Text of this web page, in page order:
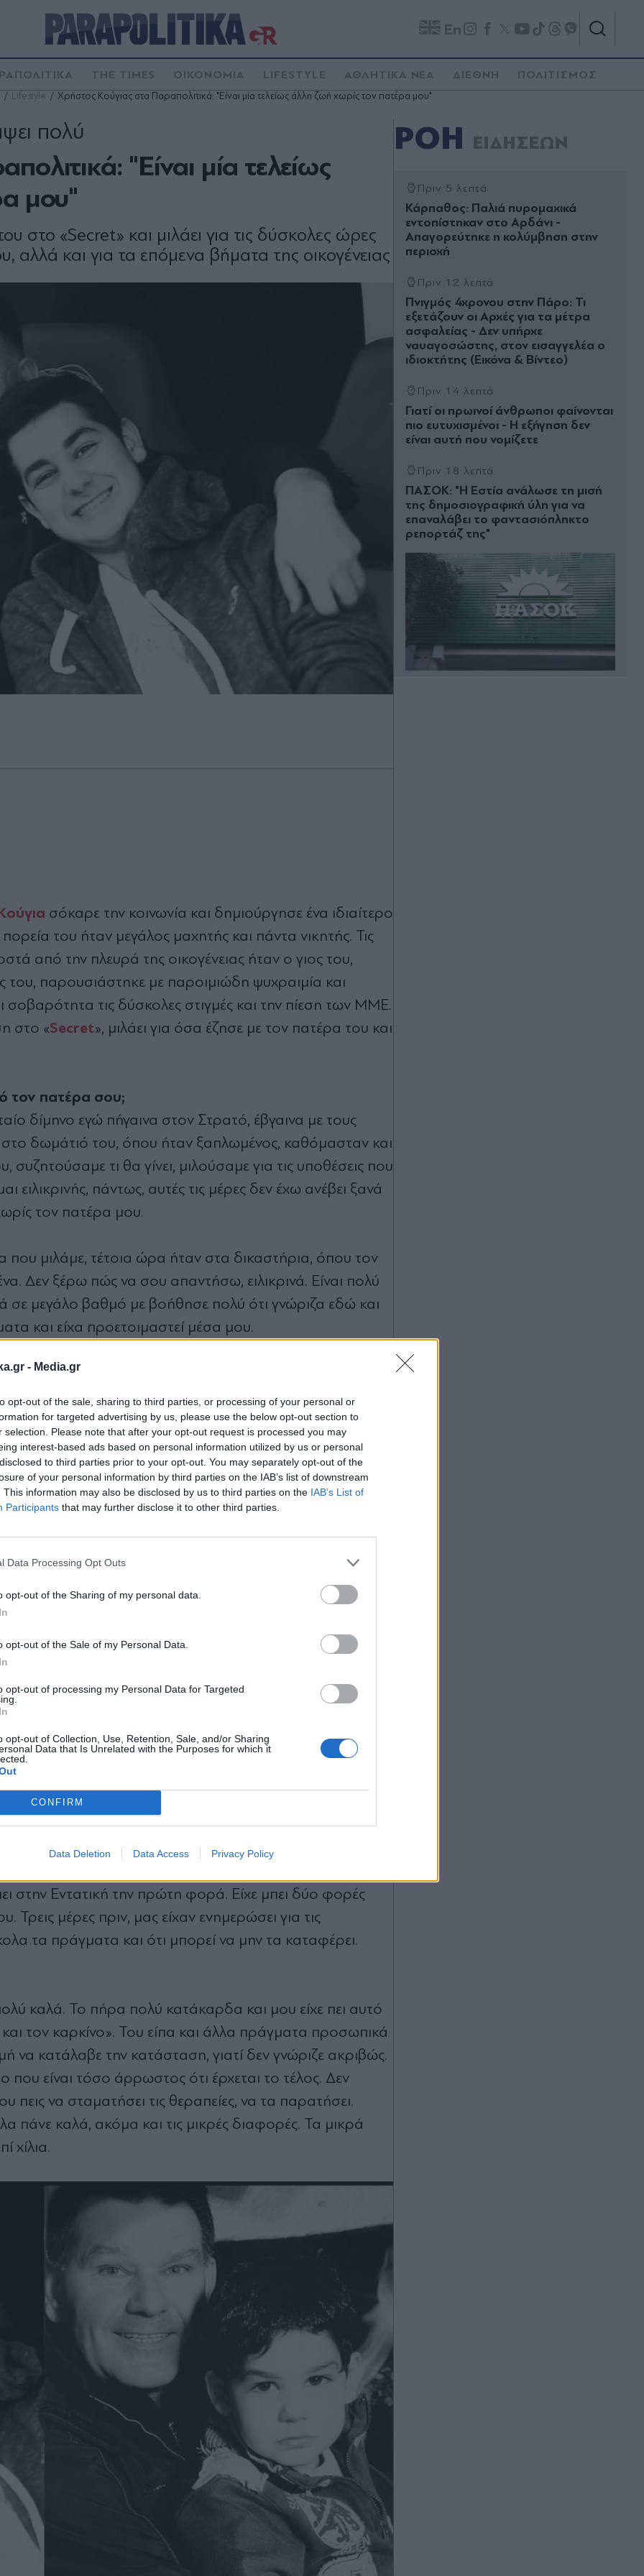
- Media.gr
opt-out of the sale, sharing to third parties, or processing of your personal or
for targeted advertising by us, please use the below opt-out section to
selection. Please note that after your opt-out request is processed you may
interest-based ads based on personal information utilized by us or personal
to third parties prior to your opt-out. You may separately opt-out of the
of your personal information by third parties on the IAB’s list of downstream
This information may also be disclosed by us to third parties on the IAB’s List of
Participants that may further disclose it to other third parties.
Data Processing Opt Outs
opt-out of the Sharing of my personal data.
opt-out of the Sale of my Personal Data.
opt-out of processing my Personal Data for Targeted
opt-out of Collection, Use, Retention, Sale, and/or Sharing
Data that Is Unrelated with the Purposes for which it
CONFIRM
Data Deletion Data Access Privacy Policy
En
THE TIMES ΟΙΚΟΝΟΜΙΑ LIFESTYLE ΑΘΛΗΤΙΚΑ ΝΕΑ ΔΙΕΘΝΗ ΠΟΛΙΤΙΣΜΟΣ
Lifestyle Χρήστος Κούγιας στα Παραπολιτικά: "Είναι μία τελείως άλλη ζωή χωρίς τον πατέρα μου"
"Είναι μία τελείως
μου"
πολύ
στο «Secret» και μιλάει για τις δύσκολες ώρες
αλλά και για τα επόμενα βήματα της οικογένειας
σόκαρε την κοινωνία και δηµιούργησε ένα ιδιαίτερο
του ήταν µεγάλος µαχητής και πάντα νικητής. Τις
από την πλευρά της οικογένειας ήταν ο γιος του,
του, παρουσιάστηκε µε παροιµιώδη ψυχραιµία και
σοβαρότητα τις δύσκολες στιγµές και την πίεση των ΜΜΕ.
στο «Secret», µιλάει για όσα έζησε µε τον πατέρα του και
τον πατέρα σου;
δίµηνο εγώ πήγαινα στον Στρατό, έβγαινα µε τους
στο δωµάτιό του, όπου ήταν ξαπλωµένος, καθόµασταν και
τι θα γίνει, µιλούσαµε για τις υποθέσεις που
ειλικρινής, πάντως, αυτές τις µέρες δεν έχω ανέβει ξανά
τον πατέρα µου.
µιλάµε, τέτοια ώρα ήταν στα δικαστήρια, όπου τον
∆εν ξέρω πώς να σου απαντήσω, ειλικρινά. Είναι πολύ
σε µεγάλο βαθµό µε βοήθησε πολύ ότι γνώριζα εδώ και
και είχα προετοιµαστεί µέσα µου.
στην Εντατική την πρώτη φορά. Είχε µπει δύο φορές
µέρες πριν, µας είχαν ενηµερώσει για τις
τα πράγµατα και ότι µπορεί να µην τα καταφέρει.
καλά. Το πήρα πολύ κατάκαρδα και µου είχε πει αυτό
τον καρκίνο». Του είπα και άλλα πράγµατα προσωπικά
να κατάλαβε την κατάσταση, γιατί δεν γνώριζε ακριβώς.
είναι τόσο άρρωστος ότι έρχεται το τέλος. ∆εν
πεις να σταµατήσει τις θεραπείες, να τα παρατήσει.
πάνε καλά, ακόµα και τις µικρές διαφορές. Τα µικρά
χίλια.
ΡΟΗ ΕΙΔΗΣΕΩΝ
Πριν 5 λεπτά
Κάρπαθος: Παλιά πυρομαχικά
εντοπίστηκαν στο Αρδάνι -
Απαγορεύτηκε η κολύμβηση στην
περιοχή
Πριν 12 λεπτά
Πνιγμός 4χρονου στην Πάρο: Τι
εξετάζουν οι Αρχές για τα μέτρα
ασφαλείας - Δεν υπήρχε
ναυαγοσώστης, στον εισαγγελέα ο
ιδιοκτήτης (Εικόνα & Βίντεο)
Πριν 14 λεπτά
Γιατί οι πρωινοί άνθρωποι φαίνονται
πιο ευτυχισμένοι - Η εξήγηση δεν
είναι αυτή που νομίζετε
Πριν 18 λεπτά
ΠΑΣΟΚ: "Η Εστία ανάλωσε τη μισή
της δημοσιογραφική ύλη για να
επαναλάβει το φαντασιόπληκτο
ρεπορτάζ της"
newsletter
Αποδέχομαι τουςόρους χρήσης